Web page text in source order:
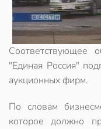
Соответствующее
"Единая Россия"
аукционных фирм.
По словам
которое должно